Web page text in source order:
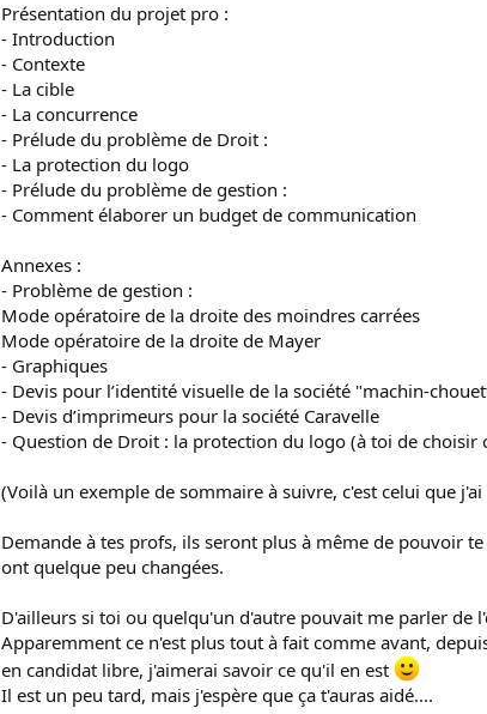
Présentation du projet pro :
- Introduction
- Contexte
- La cible
- La concurrence
- Prélude du problème de Droit :
- La protection du logo
- Prélude du problème de gestion :
- Comment élaborer un budget de communication
Annexes :
- Problème de gestion :
Mode opératoire de la droite des moindres carrées
Mode opératoire de la droite de Mayer
- Graphiques
- Devis pour l’identité visuelle de la société "machin-
- Devis d’imprimeurs pour la société Caravelle
- Question de Droit : la protection du logo (à toi de
(Voilà un exemple de sommaire à suivre, c'est celui que j'ai
Demande à tes profs, ils seront plus à même de pouvoir
ont quelque peu changées.
D'ailleurs si toi ou quelqu'un d'autre pouvait me parler de
Apparemment ce n'est plus tout à fait comme avant,
en candidat libre, j'aimerai savoir ce qu'il en est
Il est un peu tard, mais j'espère que ça t'auras aidé....